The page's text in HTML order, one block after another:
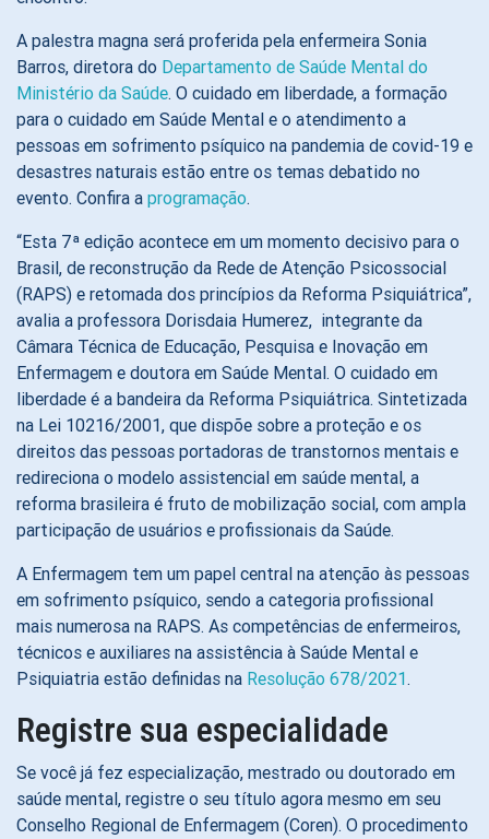
A palestra magna será proferida pela enfermeira Sonia
Barros, diretora do Departamento de Saúde Mental do
Ministério da Saúde. O cuidado em liberdade, a formação
para o cuidado em Saúde Mental e o atendimento a
pessoas em sofrimento psíquico na pandemia de covid-19 e
desastres naturais estão entre os temas debatido no
evento. Confira a programação.
“Esta 7ª edição acontece em um momento decisivo para o
Brasil, de reconstrução da Rede de Atenção Psicossocial
(RAPS) e retomada dos princípios da Reforma Psiquiátrica”,
avalia a professora Dorisdaia Humerez, integrante da
Câmara Técnica de Educação, Pesquisa e Inovação em
Enfermagem e doutora em Saúde Mental. O cuidado em
liberdade é a bandeira da Reforma Psiquiátrica. Sintetizada
na Lei 10216/2001, que dispõe sobre a proteção e os
direitos das pessoas portadoras de transtornos mentais e
redireciona o modelo assistencial em saúde mental, a
reforma brasileira é fruto de mobilização social, com ampla
participação de usuários e profissionais da Saúde.
A Enfermagem tem um papel central na atenção às pessoas
em sofrimento psíquico, sendo a categoria profissional
mais numerosa na RAPS. As competências de enfermeiros,
técnicos e auxiliares na assistência à Saúde Mental e
Psiquiatria estão definidas na Resolução 678/2021.
Registre sua especialidade
Se você já fez especialização, mestrado ou doutorado em
saúde mental, registre o seu título agora mesmo em seu
Conselho Regional de Enfermagem (Coren). O procedimento